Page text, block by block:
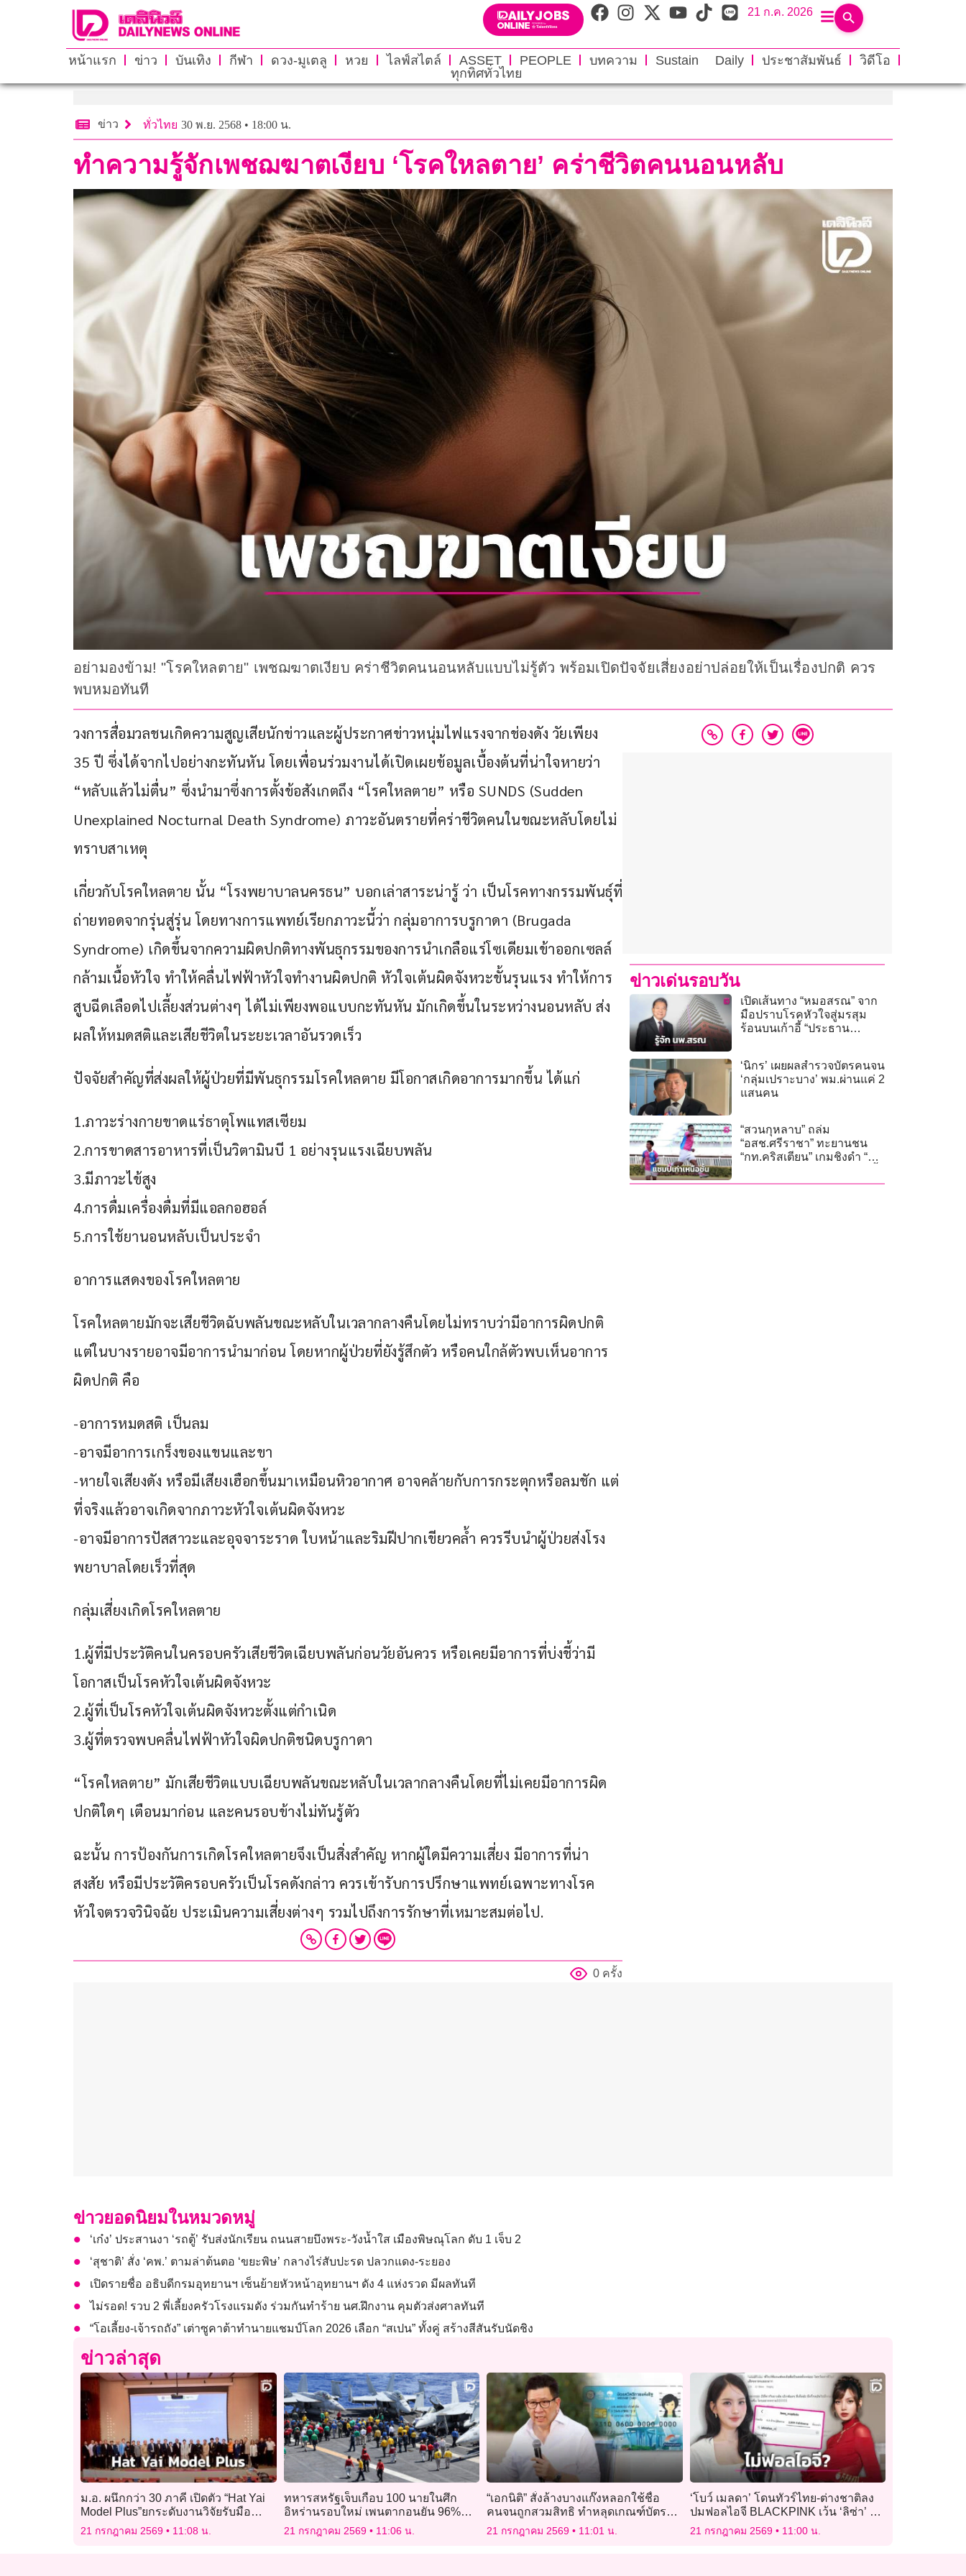
21 ก.ค. 2026
หน้าแรก ข่าว บันเทิง กีฬา ดวง-มูเตลู หวย ไลฟ์สไตล์ ASSET PEOPLE บทความ Sustain Daily ประชาสัมพันธ์
วิดีโอ
ทุกทิศทั่วไทย
ข่าว ทั่วไทย 30 พ.ย. 2568 • 18:00 น.
ทำความรู้จักเพชฌฆาตเงียบ ‘โรคใหลตาย’ คร่าชีวิตคนนอนหลับ
อย่ามองข้าม! "โรคใหลตาย" เพชฌฆาตเงียบ คร่าชีวิตคนนอนหลับแบบไม่รู้ตัว พร้อมเปิดปัจจัยเสี่ยงอย่าปล่อยให้เป็นเรื่องปกติ ควร
พบหมอทันที
วงการสื่อมวลชนเกิดความสูญเสียนักข่าวและผู้ประกาศข่าวหนุ่มไฟแรงจากช่องดัง วัยเพียง
35 ปี ซึ่งได้จากไปอย่างกะทันหัน โดยเพื่อนร่วมงานได้เปิดเผยข้อมูลเบื้องต้นที่น่าใจหายว่า
“หลับแล้วไม่ตื่น” ซึ่งนำมาซึ่งการตั้งข้อสังเกตถึง “โรคใหลตาย” หรือ SUNDS (Sudden
Unexplained Nocturnal Death Syndrome) ภาวะอันตรายที่คร่าชีวิตคนในขณะหลับโดยไม่
ทราบสาเหตุ
เกี่ยวกับโรคใหลตาย นั้น “โรงพยาบาลนครธน” บอกเล่าสาระน่ารู้ ว่า เป็นโรคทางกรรมพันธุ์ที่
ถ่ายทอดจากรุ่นสู่รุ่น โดยทางการแพทย์เรียกภาวะนี้ว่า กลุ่มอาการบรูกาดา (Brugada
Syndrome) เกิดขึ้นจากความผิดปกติทางพันธุกรรมของการนำเกลือแร่โซเดียมเข้าออกเซลล์
กล้ามเนื้อหัวใจ ทำให้คลื่นไฟฟ้าหัวใจทำงานผิดปกติ หัวใจเต้นผิดจังหวะขั้นรุนแรง ทำให้การ
สูบฉีดเลือดไปเลี้ยงส่วนต่างๆ ได้ไม่เพียงพอแบบกะทันหัน มักเกิดขึ้นในระหว่างนอนหลับ ส่ง
ผลให้หมดสติและเสียชีวิตในระยะเวลาอันรวดเร็ว
ปัจจัยสำคัญที่ส่งผลให้ผู้ป่วยที่มีพันธุกรรมโรคใหลตาย มีโอกาสเกิดอาการมากขึ้น ได้แก่
1.ภาวะร่างกายขาดแร่ธาตุโพแทสเซียม
2.การขาดสารอาหารที่เป็นวิตามินบี 1 อย่างรุนแรงเฉียบพลัน
3.มีภาวะไข้สูง
4.การดื่มเครื่องดื่มที่มีแอลกอฮอล์
5.การใช้ยานอนหลับเป็นประจำ
อาการแสดงของโรคใหลตาย
โรคใหลตายมักจะเสียชีวิตฉับพลันขณะหลับในเวลากลางคืนโดยไม่ทราบว่ามีอาการผิดปกติ
แต่ในบางรายอาจมีอาการนำมาก่อน โดยหากผู้ป่วยที่ยังรู้สึกตัว หรือคนใกล้ตัวพบเห็นอาการ
ผิดปกติ คือ
-อาการหมดสติ เป็นลม
-อาจมีอาการเกร็งของแขนและขา
-หายใจเสียงดัง หรือมีเสียงเฮือกขึ้นมาเหมือนหิวอากาศ อาจคล้ายกับการกระตุกหรือลมชัก แต่
ที่จริงแล้วอาจเกิดจากภาวะหัวใจเต้นผิดจังหวะ
-อาจมีอาการปัสสาวะและอุจจาระราด ใบหน้าและริมฝีปากเขียวคล้ำ ควรรีบนำผู้ป่วยส่งโรง
พยาบาลโดยเร็วที่สุด
กลุ่มเสี่ยงเกิดโรคใหลตาย
1.ผู้ที่มีประวัติคนในครอบครัวเสียชีวิตเฉียบพลันก่อนวัยอันควร หรือเคยมีอาการที่บ่งชี้ว่ามี
โอกาสเป็นโรคหัวใจเต้นผิดจังหวะ
2.ผู้ที่เป็นโรคหัวใจเต้นผิดจังหวะตั้งแต่กำเนิด
3.ผู้ที่ตรวจพบคลื่นไฟฟ้าหัวใจผิดปกติชนิดบรูกาดา
“โรคใหลตาย” มักเสียชีวิตแบบเฉียบพลันขณะหลับในเวลากลางคืนโดยที่ไม่เคยมีอาการผิด
ปกติใดๆ เตือนมาก่อน และคนรอบข้างไม่ทันรู้ตัว
ฉะนั้น การป้องกันการเกิดโรคใหลตายจึงเป็นสิ่งสำคัญ หากผู้ใดมีความเสี่ยง มีอาการที่น่า
สงสัย หรือมีประวัติครอบครัวเป็นโรคดังกล่าว ควรเข้ารับการปรึกษาแพทย์เฉพาะทางโรค
หัวใจตรวจวินิจฉัย ประเมินความเสี่ยงต่างๆ รวมไปถึงการรักษาที่เหมาะสมต่อไป.
0 ครั้ง
ข่าวเด่นรอบวัน
เปิดเส้นทาง “หมอสรณ” จาก
มือปราบโรคหัวใจสู่มรสุม
ร้อนบนเก้าอี้ “ประธาน
‘นิกร’ เผยผลสำรวจบัตรคนจน
‘กลุ่มเปราะบาง’ พม.ผ่านแค่ 2
แสนคน
“สวนกุหลาบ” ถล่ม
“อสช.ศรีราชา” ทะยานชน
“กท.คริสเตียน” เกมชิงดำ “ศึก
ข่าวยอดนิยมในหมวดหมู่
‘เก๋ง’ ประสานงา ‘รถตู้’ รับส่งนักเรียน ถนนสายบึงพระ-วังน้ำใส เมืองพิษณุโลก ดับ 1 เจ็บ 2
‘สุชาติ’ สั่ง ‘คพ.’ ตามล่าต้นตอ ‘ขยะพิษ’ กลางไร่สับปะรด ปลวกแดง-ระยอง
เปิดรายชื่อ อธิบดีกรมอุทยานฯ เซ็นย้ายหัวหน้าอุทยานฯ ดัง 4 แห่งรวด มีผลทันที
ไม่รอด! รวบ 2 พี่เลี้ยงครัวโรงแรมดัง ร่วมกันทำร้าย นศ.ฝึกงาน คุมตัวส่งศาลทันที
“โอเลี้ยง-เจ้ารถถัง” เต่าซูคาต้าทำนายแชมป์โลก 2026 เลือก “สเปน” ทั้งคู่ สร้างสีสันรับนัดชิง
ข่าวล่าสุด
ม.อ. ผนึกกว่า 30 ภาคี เปิดตัว “Hat Yai
Model Plus”ยกระดับงานวิจัยรับมือน้ำ
ท่วมหาดใหญ่
21 กรกฎาคม 2569 11:08 น.
ทหารสหรัฐเจ็บเกือบ 100 นายในศึก
อิหร่านรอบใหม่ เพนตากอนยัน 96%
กลับมารบได้
21 กรกฎาคม 2569 11:06 น.
“เอกนิติ” สั่งล้างบางแก๊งหลอกใช้ชื่อ
คนจนถูกสวมสิทธิ ทำหลุดเกณฑ์บัตร
สวัสดิการแห่งรัฐ
21 กรกฎาคม 2569 11:01 น.
‘โบว์ เมลดา’ โดนทัวร์ไทย-ต่างชาติลง
ปมฟอลไอจี BLACKPINK เว้น ‘ลิซ่า’ คน
เดียว!
21 กรกฎาคม 2569 11:00 น.